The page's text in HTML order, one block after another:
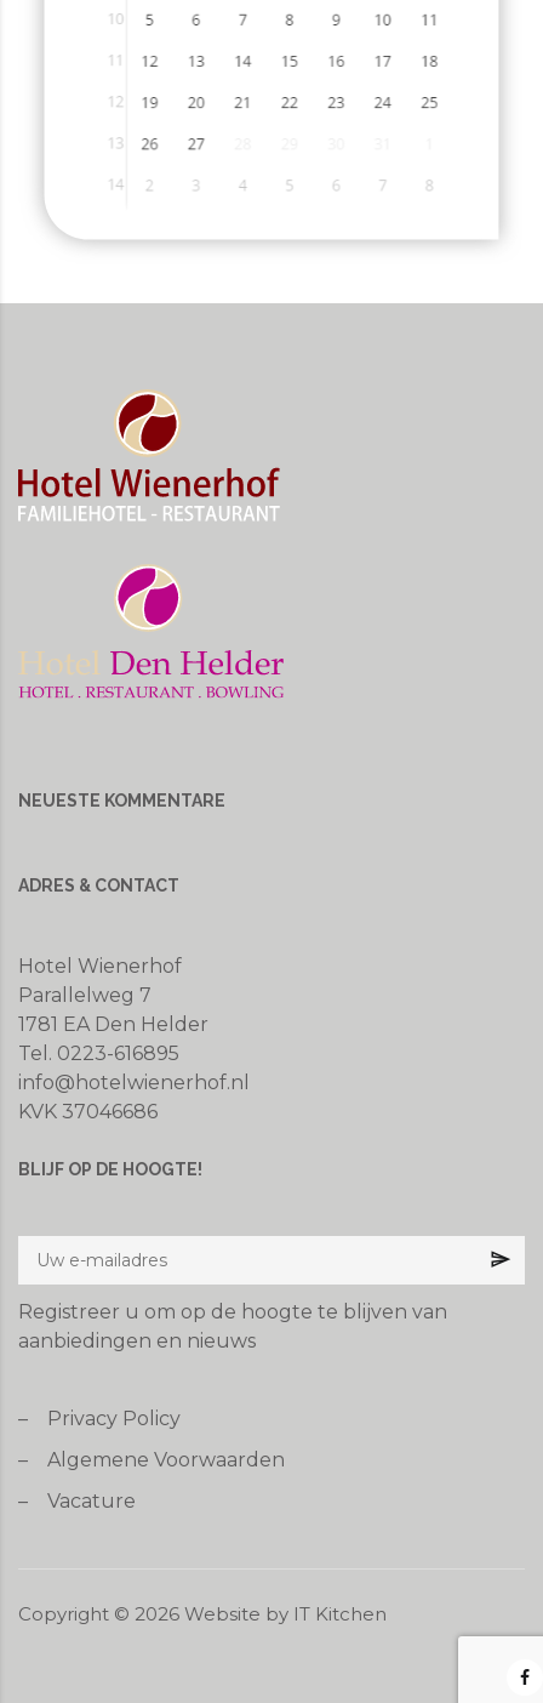
NEUESTE KOMMENTARE
ADRES & CONTACT
Hotel Wienerhof
Parallelweg 7
1781 EA Den Helder
Tel. 0223-616895
info@hotelwienerhof.nl
KVK 37046686
BLIJF OP DE HOOGTE!
Registreer u om op de hoogte te blijven van
aanbiedingen en nieuws
–
Privacy Policy
– Algemene Voorwaarden
– Vacature
Copyright © 2026 Website by IT Kitchen